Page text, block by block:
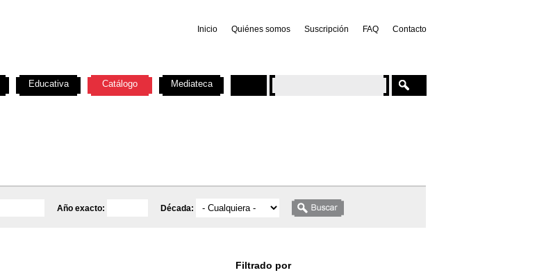
Inicio Quiénes somos Suscripción FAQ Contacto
Año exacto: Década:
Filtrado por
Educativa Catálogo Mediateca